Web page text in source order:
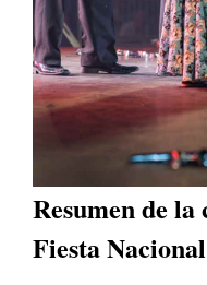
Resumen de
Fiesta